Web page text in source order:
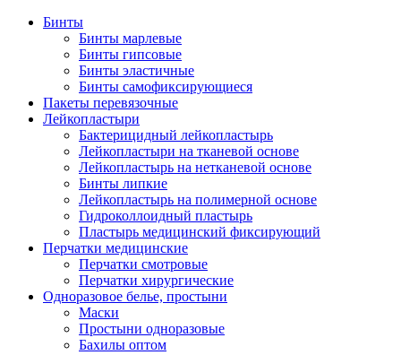
Бинты
Бинты марлевые
Бинты гипсовые
Бинты эластичные
Бинты самофиксирующиеся
Пакеты перевязочные
Лейкопластыри
Бактерицидный лейкопластырь
Лейкопластыри на тканевой основе
Лейкопластырь на нетканевой основе
Бинты липкие
Лейкопластырь на полимерной основе
Гидроколлоидный пластырь
Пластырь медицинский фиксирующий
Перчатки медицинские
Перчатки смотровые
Перчатки хирургические
Одноразовое белье, простыни
Маски
Простыни одноразовые
Бахилы оптом